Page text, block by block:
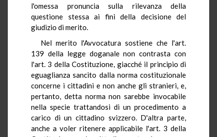
l'omessa pronuncia sulla rilevanza della
questione stessa ai fini della decisione del
giudizio di merito.
Nel merito l'Avvocatura sostiene che l'art.
139 della legge doganale non contrasta con
l'art. 3 della Costituzione, giacché il principio di
eguaglianza sancito dalla norma costituzionale
concerne i cittadini e non anche gli stranieri, e,
pertanto, detta norma non sarebbe invocabile
nella specie trattandosi di un procedimento a
carico di un cittadino svizzero. D'altra parte,
anche a voler ritenere applicabile l'art. 3 della